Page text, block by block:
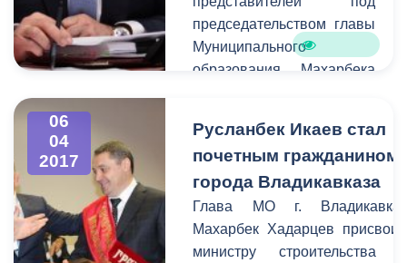
экономики,
предпринимательства и
инвестиционных
административно-
технической инспекции
Владикавказа.
председательством главы
Муниципального
образования Махарбека
глава АМС г.
Владикавказа Борис
Албегов. Согласно
повестке дня заслушали
вопрос о внесении
изменений в бюджет
06
04
2017
Русланбек Икаев стал
почетным гражданином
города Владикавказа
Глава МО г. Владикавказ
Махарбек Хадарцев присвоил
министру строительства и